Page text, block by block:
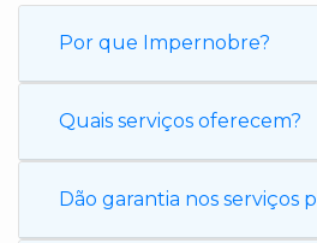
Por que Impernobre?
Quais serviços oferecem?
Dão garantia nos serviços